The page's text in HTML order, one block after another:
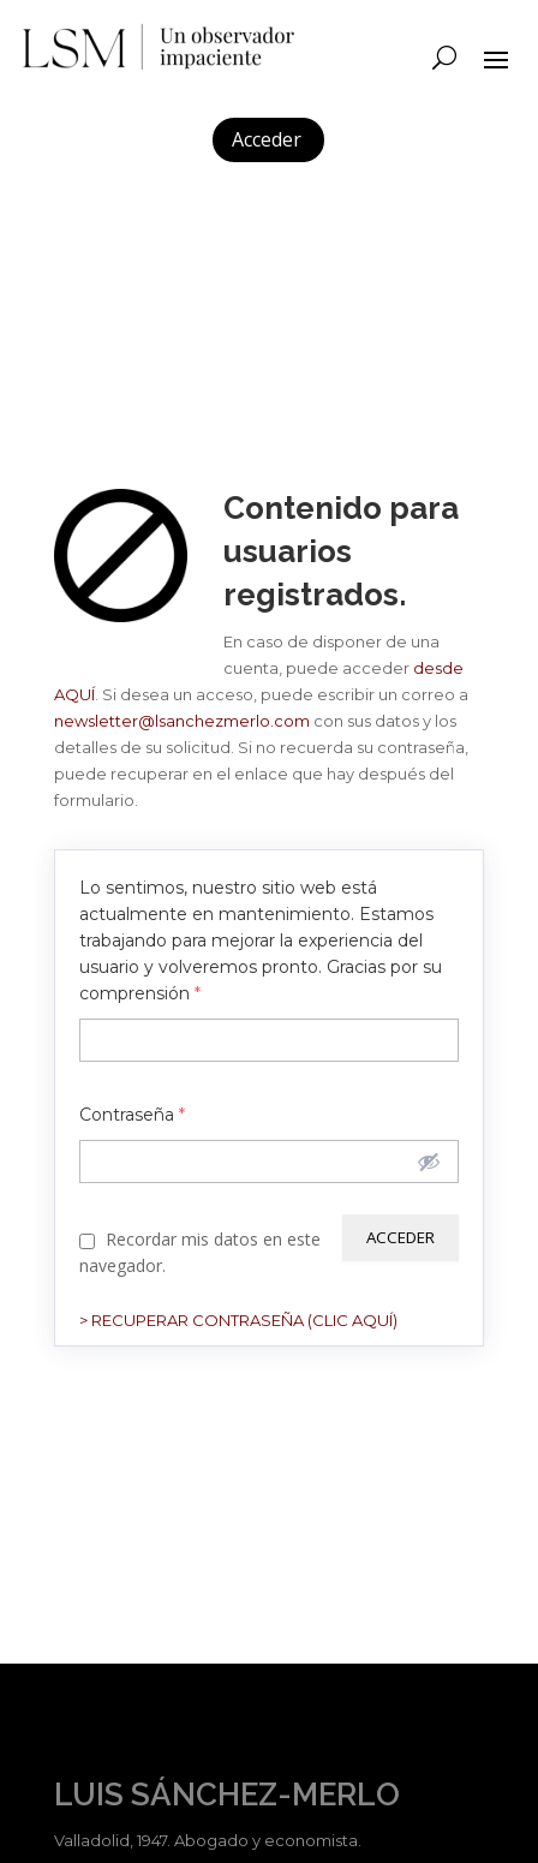
Acceder
Contenido para
usuarios
registrados.
En caso de disponer de una
cuenta, puede acceder desde
AQUÍ. Si desea un acceso, puede escribir un correo a
newsletter@lsanchezmerlo.com con sus datos y los
detalles de su solicitud. Si no recuerda su contraseña,
puede recuperar en el enlace que hay después del
formulario.
Lo sentimos, nuestro sitio web está
actualmente en mantenimiento. Estamos
trabajando para mejorar la experiencia del
usuario y volveremos pronto. Gracias por su
comprensión *
Contraseña *
Recordar mis datos en este
navegador.
> RECUPERAR CONTRASEÑA (CLIC AQUÍ)
LUIS SÁNCHEZ-MERLO
Valladolid, 1947. Abogado y economista.